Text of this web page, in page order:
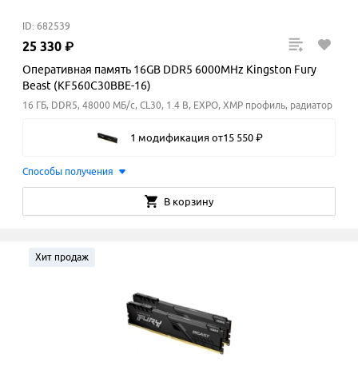
ID: 682539
25 330 ₽
Оперативная память 16GB DDR5 6000MHz Kingston Fury
Beast (KF560C30BBE-16)
16 ГБ, DDR5, 48000 МБ/с, CL30, 1.4 В, EXPO, XMP профиль, радиатор
1 модификация от15 550 ₽
Способы получения
В корзину
Хит продаж